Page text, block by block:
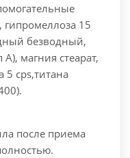
гипромеллоза 15
безводный,
магния стеарат,
5 срs,титана
после приема